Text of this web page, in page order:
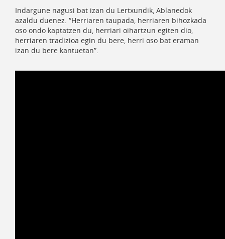
Indargune nagusi bat izan du Lertxundik, Ablanedok
azaldu duenez. “Herriaren taupada, herriaren bihozkada
oso ondo kaptatzen du, herriari oihartzun egiten dio,
herriaren tradizioa egin du bere, herri oso bat eraman
izan du bere kantuetan”.